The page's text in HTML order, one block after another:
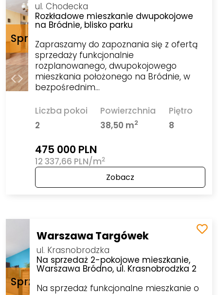
ul. Chodecka
Rozkładowe mieszkanie dwupokojowe
na Bródnie, blisko parku
Zapraszamy do zapoznania się z ofertą
sprzedaży funkcjonalnie
rozplanowanego, dwupokojowego
mieszkania położonego na Bródnie, w
bezpośrednim…
Liczba pokoi
2
Powierzchnia
38,50 m2
Piętro
8
475 000 PLN
12 337,66 PLN/m2
Zobacz
Warszawa Targówek
ul. Krasnobrodzka
Na sprzedaż 2-pokojowe mieszkanie,
Warszawa Bródno, ul. Krasnobrodzka 2
Na sprzedaż funkcjonalne mieszkanie o